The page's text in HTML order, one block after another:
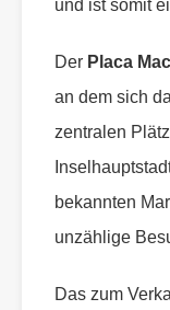
und ist somit
Der Placa
an dem sich
zentralen
bekannten
unzählige
Das zum